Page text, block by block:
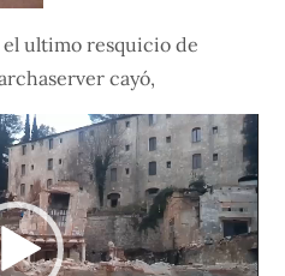
el ultimo resquicio de
cayó,